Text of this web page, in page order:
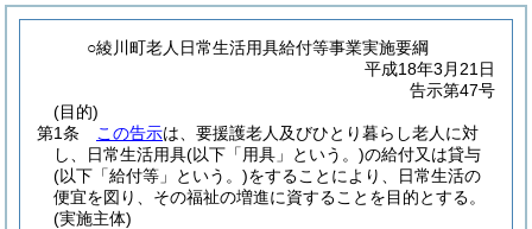
○綾川町老人日常生活用具給付等事業実施要綱
平成18年3月21日
告示第47号
(目的)
第1条
この告示は、要援護老人及びひとり暮らし老人に対
し、日常生活用具(以下「用具」という。)の給付又は貸与
(以下「給付等」という。)をすることにより、日常生活の
便宜を図り、その福祉の増進に資することを目的とする。
(実施主体)